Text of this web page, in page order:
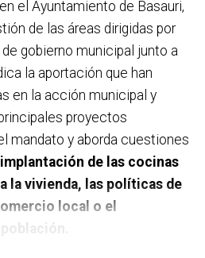
el Ayuntamiento de Basauri,
de las áreas dirigidas por
gobierno municipal junto a
la aportación que han
en la acción municipal y
proyectos
mandato y aborda cuestiones
implantación de las cocinas
la vivienda, las políticas de
local o el